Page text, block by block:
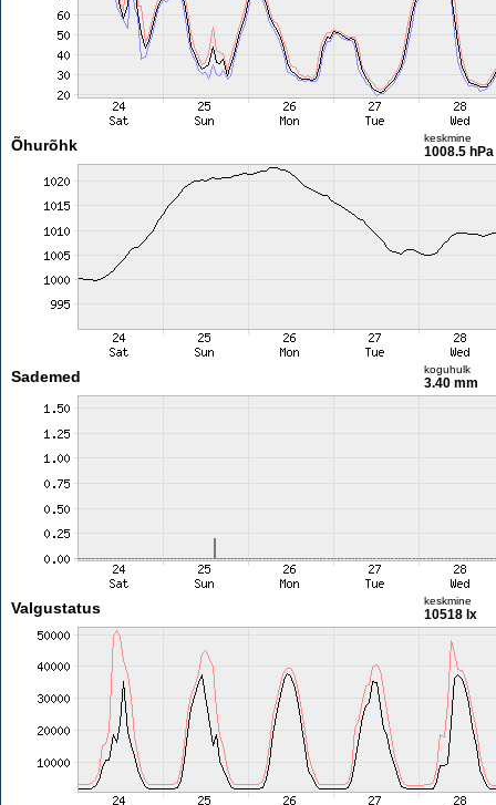
Õhurõhk keskmine
1008.5 hPa
Sademed koguhulk
3.40 mm
Valgustatus keskmine
10518 lx